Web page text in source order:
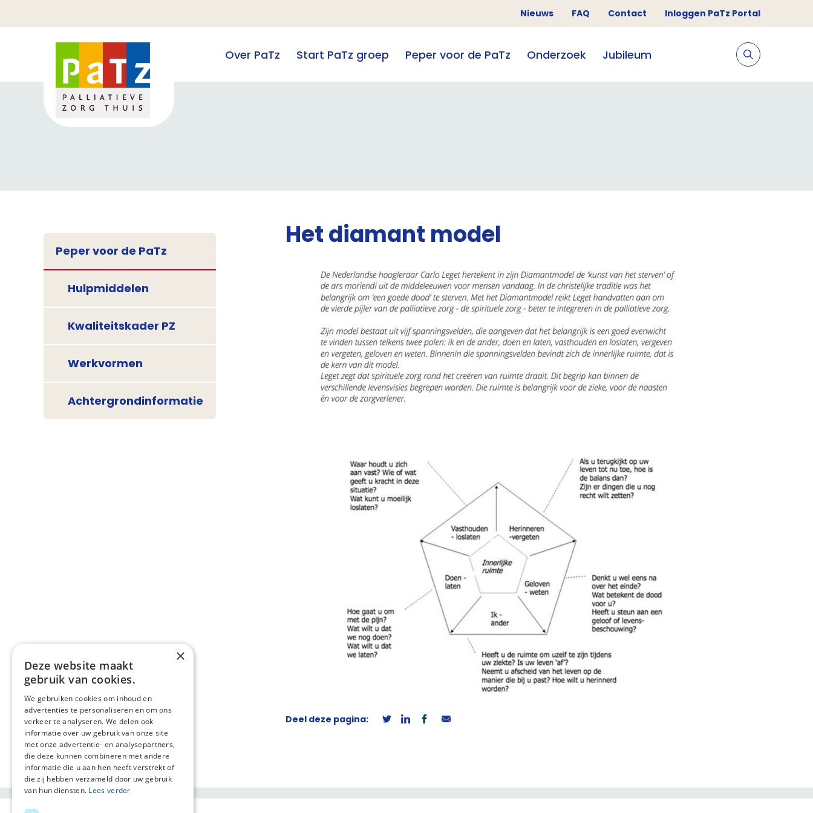
Nieuws FAQ Contact Inloggen PaTz Portal
Over PaTz Start PaTz groep Peper voor de PaTz Onderzoek Jubileum
Peper voor de PaTz
Hulpmiddelen
Kwaliteitskader PZ
Werkvormen
Achtergrondinformatie
Het diamant model
Deel deze pagina:
×
Deze website maakt
gebruik van cookies.
We gebruiken cookies om inhoud en
advertenties te personaliseren en om ons
verkeer te analyseren. We delen ook
informatie over uw gebruik van onze site
met onze advertentie- en analysepartners,
die deze kunnen combineren met andere
informatie die u aan hen heeft verstrekt of
die zij hebben verzameld door uw gebruik
van hun diensten. Lees verder